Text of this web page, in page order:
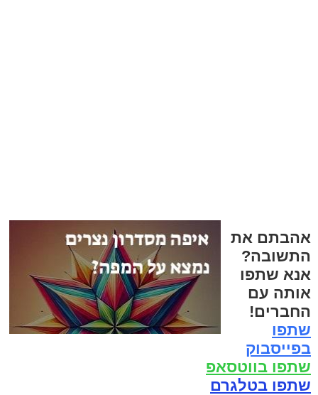
אהבתם את
התשובה?
אנא שתפו
אותה עם
החברים!
שתפו
בפייסבוק
שתפו בווטסאפ
שתפו בטלגרם